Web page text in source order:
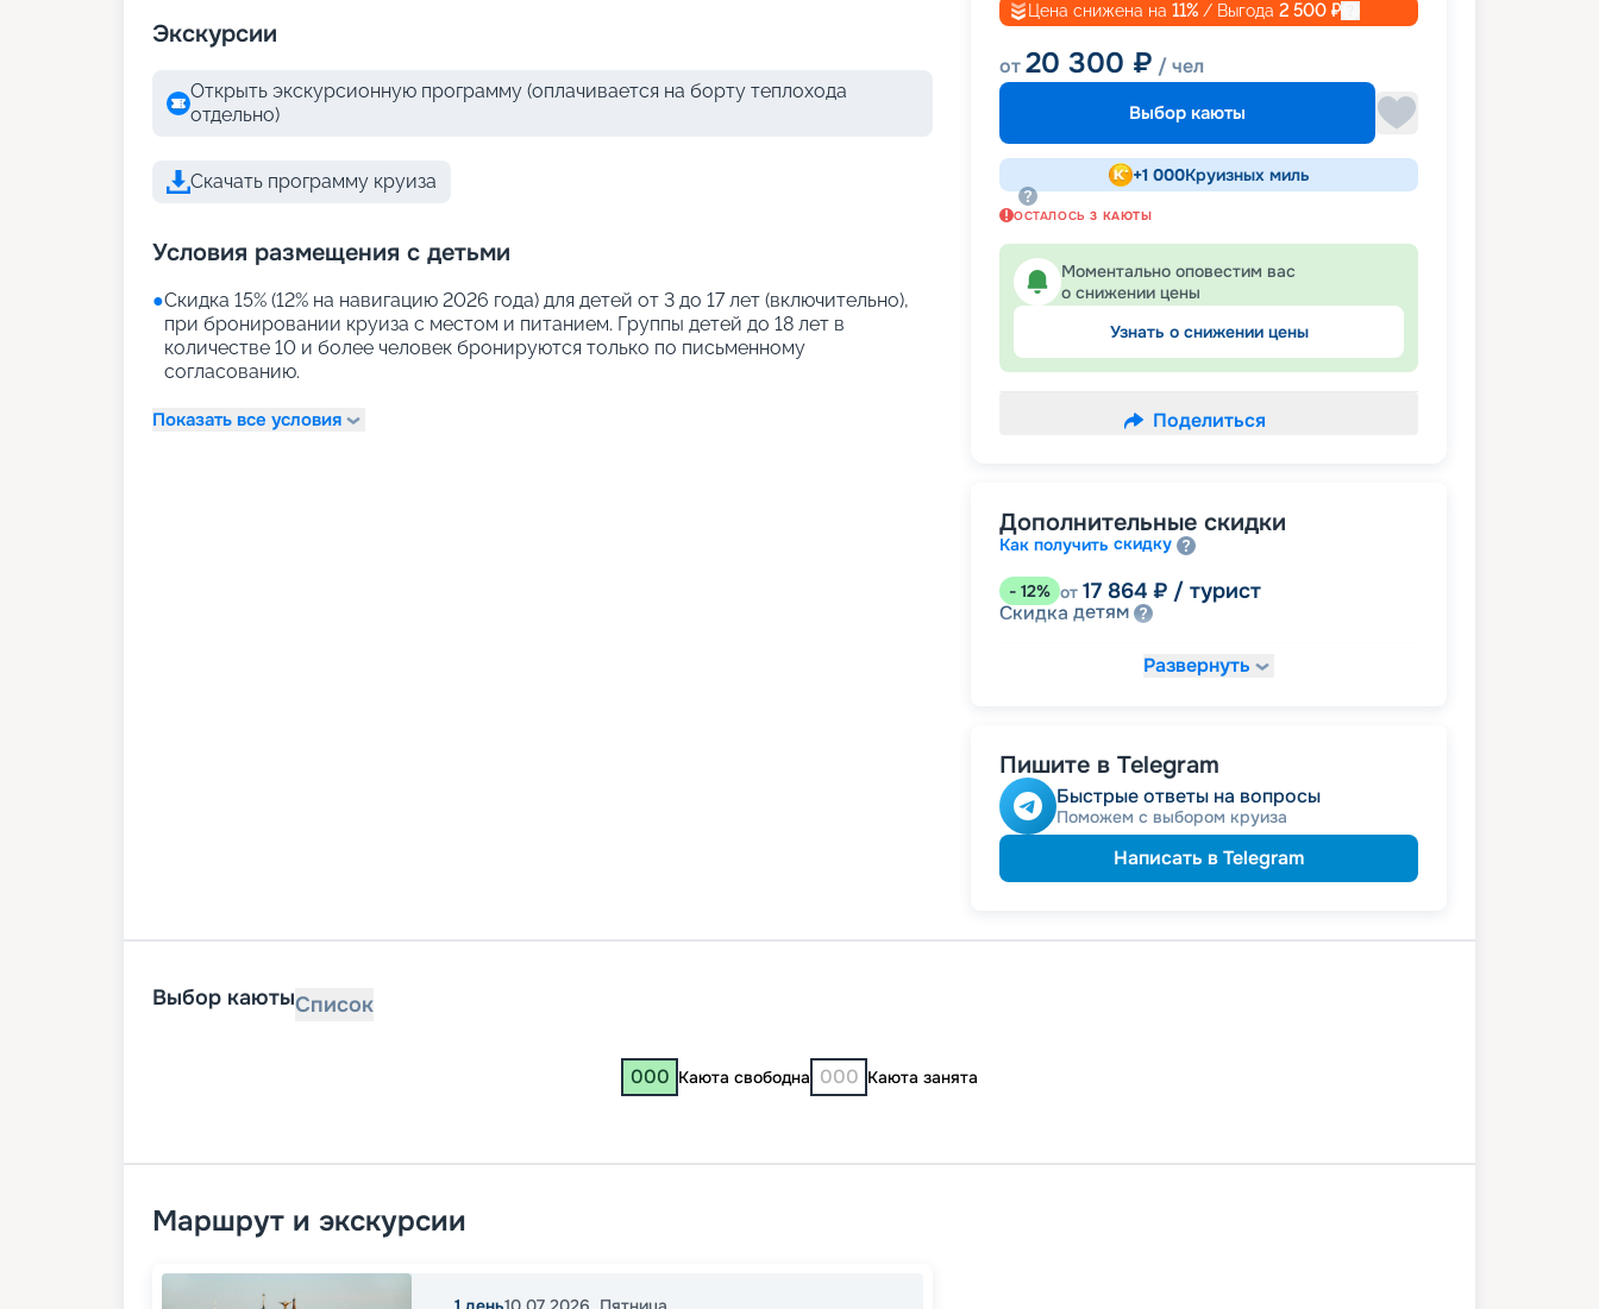
Экскурсии
Открыть экскурсионную программу (оплачивается на борту теплохода
отдельно)
Скачать программу круиза
Условия размещения с детьми
●Скидка 15% (12% на навигацию 2026 года) для детей от 3 до 17 лет (включительно),
при бронировании круиза с местом и питанием. Группы детей до 18 лет в
количестве 10 и более человек бронируются только по письменному
согласованию.
Показать все условия
Цена снижена на 11% / Выгода 2 500 ₽
от20 300 ₽ / чел
Выбор каюты
+1 000Круизных миль
ОСТАЛОСЬ 3 КАЮТЫ
Моментально оповестим вас
о снижении цены
Узнать о снижении цены
Поделиться
Дополнительные скидки
Как получить скидку
- 12% от 17 864 ₽ / турист
Скидка детям
₽/ турист
годам
Развернуть
Пишите в Telegram
Быстрые ответы на вопросы
Поможем с выбором круиза
Написать в Telegram
Выбор каютыСписок
000 Каюта свободна 000 Каюта занята
Маршрут и экскурсии